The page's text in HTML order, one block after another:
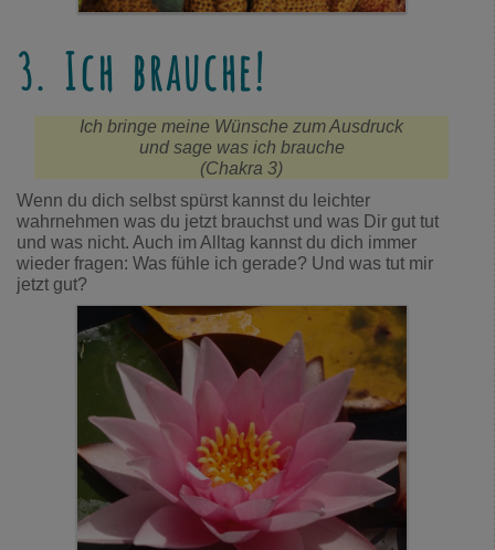
3. Ich brauche!
Ich bringe meine Wünsche zum Ausdruck
und sage was ich brauche
(Chakra 3)
Wenn du dich selbst spürst kannst du leichter
wahrnehmen was du jetzt brauchst und was Dir gut tut
und was nicht. Auch im Alltag kannst du dich immer
wieder fragen: Was fühle ich gerade? Und was tut mir
jetzt gut?